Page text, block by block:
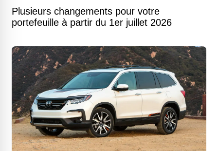
Plusieurs changements pour votre
portefeuille à partir du 1er juillet 2026